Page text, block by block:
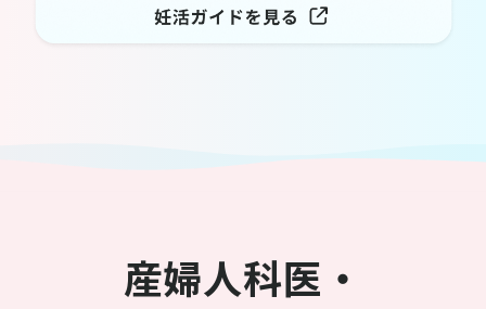
産婦人科医・